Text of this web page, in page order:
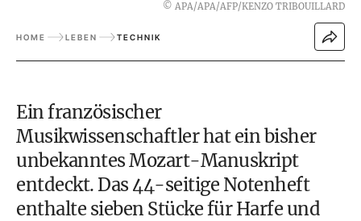
© APA/APA/AFP/KENZO TRIBOUILLARD
HOME LEBEN TECHNIK
Ein französischer
Musikwissenschaftler hat ein bisher
unbekanntes Mozart-Manuskript
entdeckt. Das 44-seitige Notenheft
enthalte sieben Stücke für Harfe und